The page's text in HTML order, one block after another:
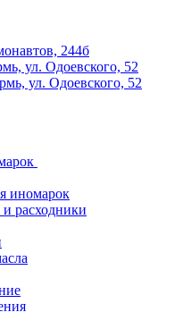
244б
ул. Одоевского, 52
ул. Одоевского, 52
иномарок
расходники